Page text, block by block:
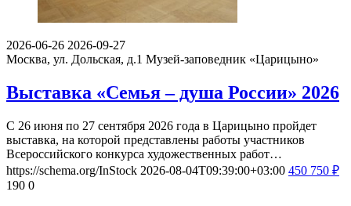
С 27 июня по 25 октября 2026 года в Малом дворце
в «Царицыне», где работает историческая кофейня «17 75»,
пройдет выставка двух самых необычных современных…
https://schema.org/InStock
2026-08-04T09:48:00+03:00
0Бесплатно 601 6